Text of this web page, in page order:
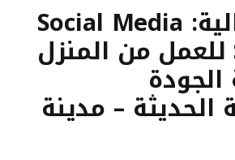
وظائف خالية: Social Media
Specialist للعمل من المنزل
الحديثة – مدينة